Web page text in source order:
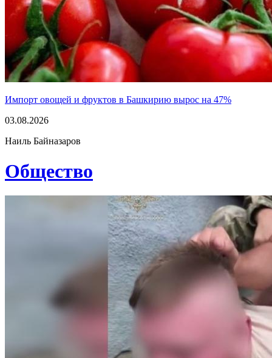
Импорт овощей и фруктов в Башкирию вырос на 47%
03.08.2026
Наиль Байназаров
Общество